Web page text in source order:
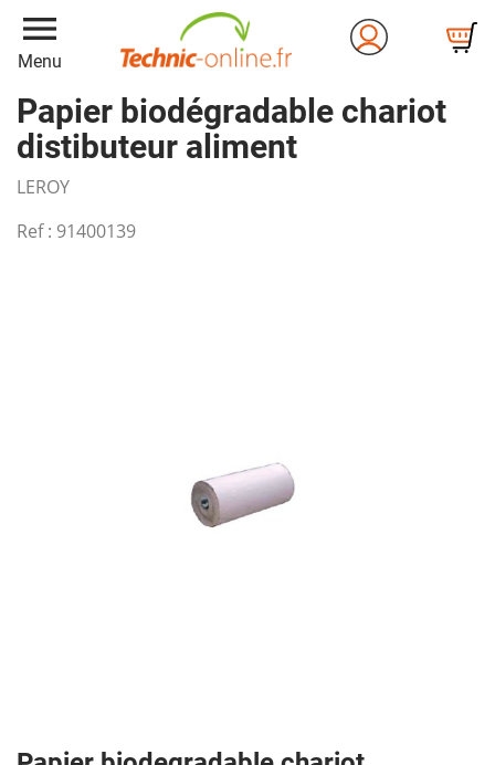
menu
Menu
Papier biodégradable chariot
distibuteur aliment
LEROY
Ref : 91400139